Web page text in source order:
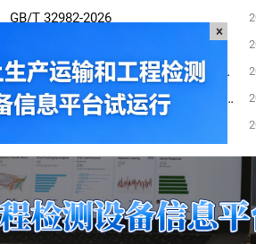
GB/T 32982-2026
混凝土抗压强度试验方法》 GB/T 19496-2026
系统的防火性能试验方法》GB/T 29416-2026
方法 第13部分：冲击电压试验》 GB/T 3048.13-2025
×